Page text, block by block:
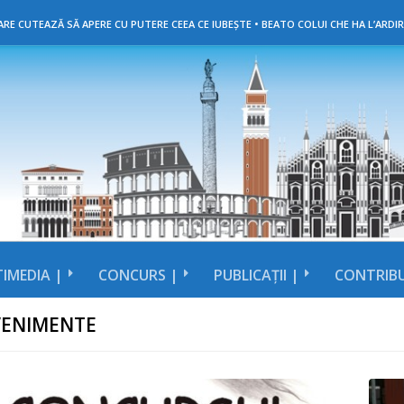
CUTEAZĂ SĂ APERE CU PUTERE CEEA CE IUBEȘTE • BEATO COLUI CHE HA
| CONCURS | PUBLICAȚII |